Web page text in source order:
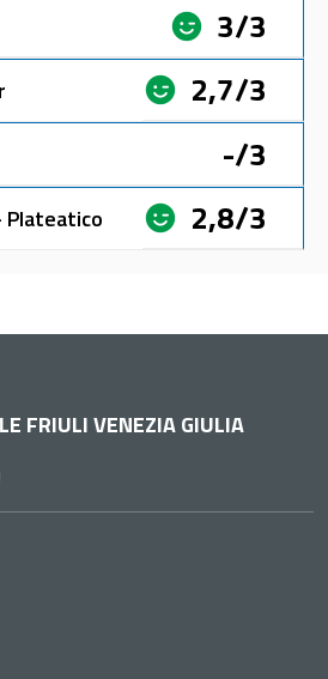
3/3
2,7/3
-/3
2,8/3
FRIULI VENEZIA GIULIA